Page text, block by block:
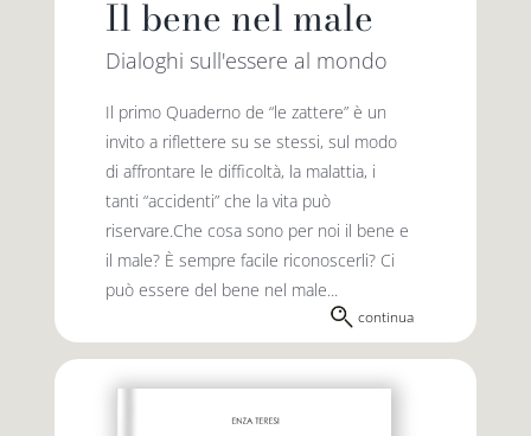
Il bene nel male
Dialoghi sull'essere al mondo
Il primo Quaderno de “le zattere” è un
invito a riflettere su se stessi, sul modo
di affrontare le difficoltà, la malattia, i
tanti “accidenti” che la vita può
riservare.Che cosa sono per noi il bene e
il male? È sempre facile riconoscerli? Ci
può essere del bene nel male...
continua